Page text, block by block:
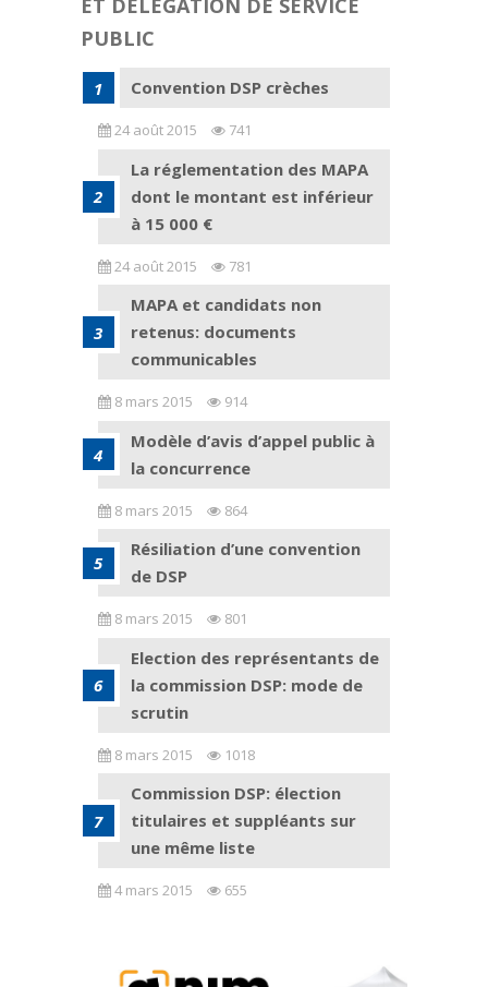
ET DELEGATION DE SERVICE
PUBLIC
Convention DSP crèches
24 août 2015 741
La réglementation des MAPA
dont le montant est inférieur
à 15 000 €
24 août 2015 781
MAPA et candidats non
retenus: documents
communicables
8 mars 2015 914
Modèle d’avis d’appel public à
la concurrence
8 mars 2015 864
Résiliation d’une convention
de DSP
8 mars 2015 801
Election des représentants de
la commission DSP: mode de
scrutin
8 mars 2015 1018
Commission DSP: élection
titulaires et suppléants sur
une même liste
4 mars 2015 655